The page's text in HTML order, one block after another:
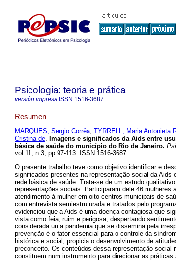
Psicologia: teoria e prática
versión impresa ISSN 1516-3687
Resumen
MARQUES, Sergio Corrêa; TYRRELL, Maria Antonieta
Cristina de. Imagens e significados da Aids entre
básica de saúde do município do Rio de Janeiro.
vol.11, n.3, pp.97-113. ISSN 1516-3687.
O presente trabalho teve como objetivo identificar e
significados presentes na representação social da Aids
rede básica de saúde. Trata-se de um estudo
representações sociais. Participaram dele 46 mulheres
atendimento à mulher em oito centros municipais de
com entrevista semiestruturada e tratados pelo
evidenciou que a Aids é uma doença contagiosa que
vista como feia, ruim e perigosa, despertando
considerada uma pandemia que se dissemina pela
prevenção é o fator essencial para o controle da
histórica e social, propicia o desenvolvimento de
preconceito. Os conteúdos dessa representação social
constituem num instrumento para direcionar as